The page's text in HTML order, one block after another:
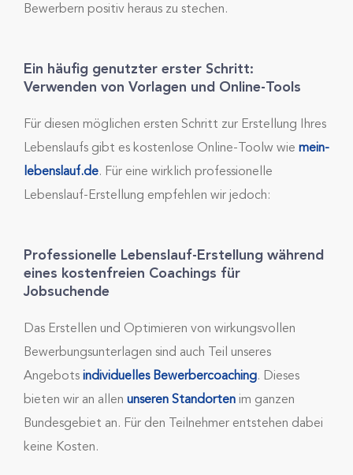
Bewerbern positiv heraus zu stechen.
Ein häufig genutzter erster Schritt:
Verwenden von Vorlagen und Online-Tools
Für diesen möglichen ersten Schritt zur Erstellung Ihres
Lebenslaufs gibt es kostenlose Online-Toolw wie mein-
lebenslauf.de. Für eine wirklich professionelle
Lebenslauf-Erstellung empfehlen wir jedoch:
Professionelle Lebenslauf-Erstellung während
eines kostenfreien Coachings für
Jobsuchende
Das Erstellen und Optimieren von wirkungsvollen
Bewerbungsunterlagen sind auch Teil unseres
Angebots individuelles Bewerbercoaching. Dieses
bieten wir an allen unseren Standortenim ganzen
Bundesgebiet an. Für den Teilnehmer entstehen dabei
keine Kosten.